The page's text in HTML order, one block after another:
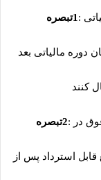
تبصره1 :
دوره مالیاتی بعد
کنند
تبصره2: در
استرداد پس از